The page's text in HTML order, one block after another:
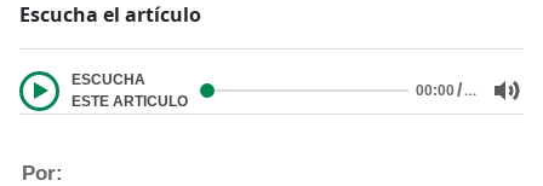
Escucha el artículo
ESCUCHA
ESTE ARTICULO
00:00/…
Por: